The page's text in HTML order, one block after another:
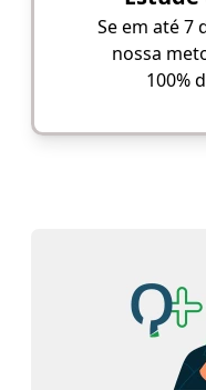
Se em até 7
nossa
100%